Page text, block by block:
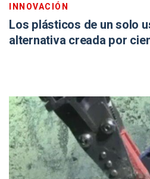
INNOVACIÓN
Los plásticos de un solo
alternativa creada por